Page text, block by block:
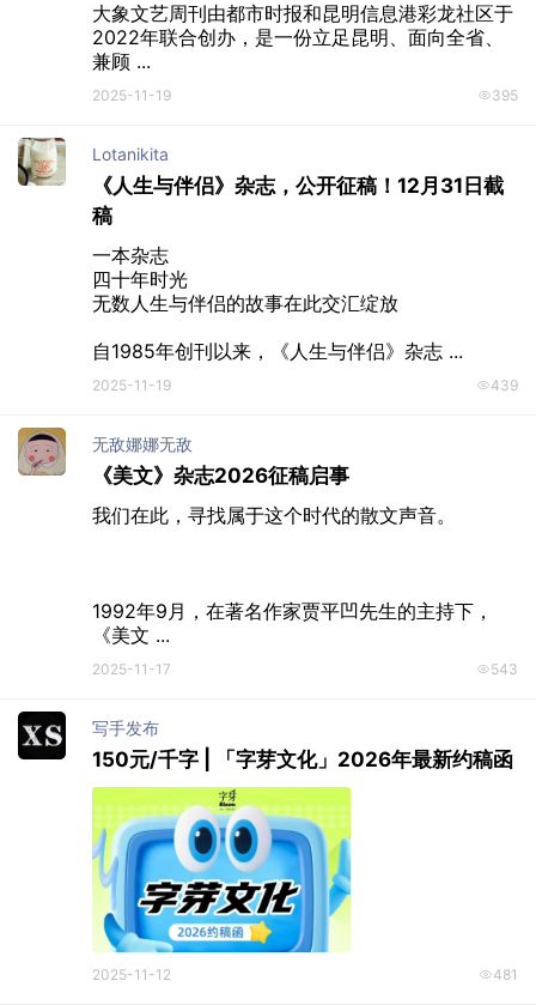
大象文艺周刊由都市时报和昆明信息港彩龙社区于
2022年联合创办，是一份立足昆明、面向全省、
兼顾 ...
2025-11-19 395
Lotanikita
《人生与伴侣》杂志，公开征稿！12月31日截
稿
一本杂志
四十年时光
无数人生与伴侣的故事在此交汇绽放
自1985年创刊以来，《人生与伴侣》杂志 ...
2025-11-19 439
无敌娜娜无敌
《美文》杂志2026征稿启事
我们在此，寻找属于这个时代的散文声音。
1992年9月，在著名作家贾平凹先生的主持下，
《美文 ...
2025-11-17 543
写手发布
150元/千字 | 「字芽文化」2026年最新约稿函
2025-11-12 481